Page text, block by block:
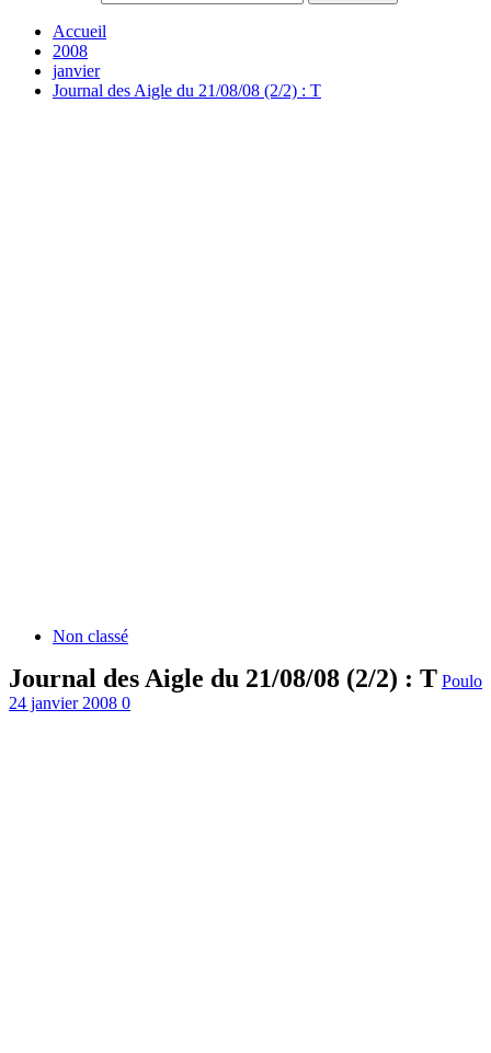
Accueil
2008
janvier
Journal des Aigle du 21/08/08 (2/2) : T
Non classé
Journal des Aigle du 21/08/08 (2/2) : T Poulo
24 janvier 2008 0